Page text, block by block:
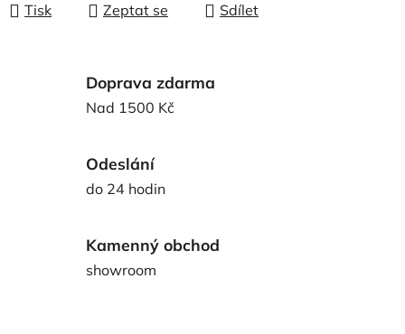
Tisk Zeptat se Sdílet
Doprava zdarma
Nad 1500 Kč
Odeslání
do 24 hodin
Kamenný obchod
showroom